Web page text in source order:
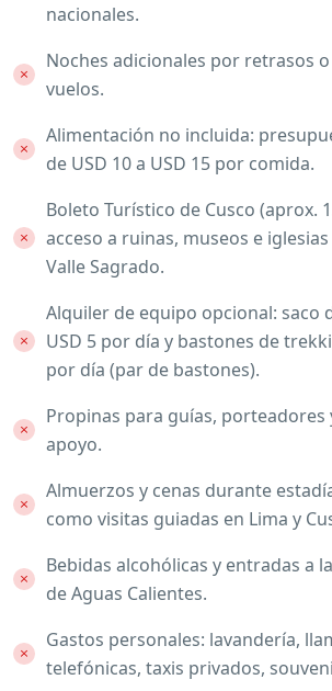
nacionales.
Noches adicionales por retrasos
vuelos.
Alimentación no incluida:
de USD 10 a USD 15 por comida.
Boleto Turístico de Cusco (aprox.
acceso a ruinas, museos e iglesias
Valle Sagrado.
Alquiler de equipo opcional: saco
USD 5 por día y bastones de
por día (par de bastones).
Propinas para guías, porteadores
apoyo.
Almuerzos y cenas durante
como visitas guiadas en Lima y
Bebidas alcohólicas y entradas a
de Aguas Calientes.
Gastos personales: lavandería,
telefónicas, taxis privados,